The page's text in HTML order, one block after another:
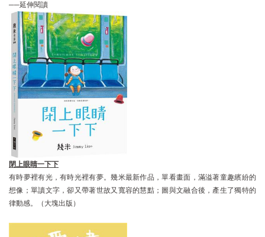
──延伸閱讀
閉上眼睛一下下
有時夢裡有光，有時光裡有夢。幾米最新作品，單看畫面，滿溢著童趣繽紛的
想像；單讀文字，卻又帶著世故又寬容的慧黠；圖與文融合後，產生了獨特的
律動感。（大塊出版）